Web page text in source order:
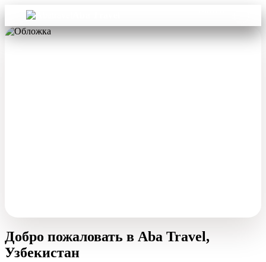
Добро пожаловать в Aba Travel,
Узбекистан